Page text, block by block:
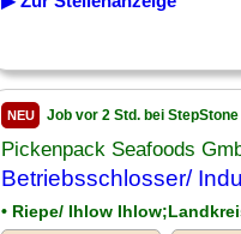
NEU Job vor 2 Std. bei
Pickenpack Seafoods
Betriebsschlosser/
• Riepe/ Ihlow